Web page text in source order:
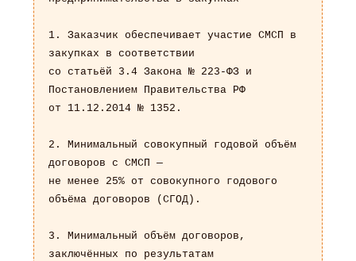
1. Заказчик обеспечивает участие СМСП в
закупках в соответствии
со статьёй 3.4 Закона № 223-ФЗ и
Постановлением Правительства РФ
от 11.12.2014 № 1352.
2. Минимальный совокупный годовой объём
договоров с СМСП —
не менее 25% от совокупного годового
объёма договоров (СГОД).
3. Минимальный объём договоров,
заключённых по результатам